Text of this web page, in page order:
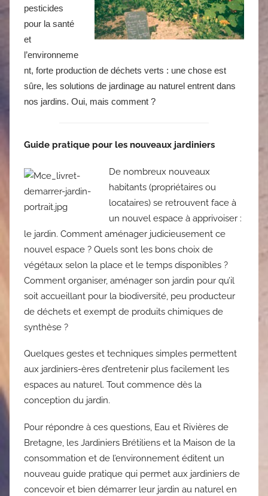
pesticides
pour la santé
et
l’environneme
nt, forte production de déchets verts : une chose est
sûre, les solutions de jardinage au naturel entrent dans
nos jardins. Oui, mais comment ?
Guide pratique pour les nouveaux jardiniers
De nombreux nouveaux
habitants (propriétaires ou
locataires) se retrouvent face à
un nouvel espace à apprivoiser :
le jardin. Comment aménager judicieusement ce
nouvel espace ? Quels sont les bons choix de
végétaux selon la place et le temps disponibles ?
Comment organiser, aménager son jardin pour qu’il
soit accueillant pour la biodiversité, peu producteur
de déchets et exempt de produits chimiques de
synthèse ?
Quelques gestes et techniques simples permettent
aux jardiniers-ères d’entretenir plus facilement les
espaces au naturel. Tout commence dès la
conception du jardin.
Pour répondre à ces questions, Eau et Rivières de
Bretagne, les Jardiniers Brétiliens et la Maison de la
consommation et de l’environnement éditent un
nouveau guide pratique qui permet aux jardiniers de
concevoir et bien démarrer leur jardin au naturel en